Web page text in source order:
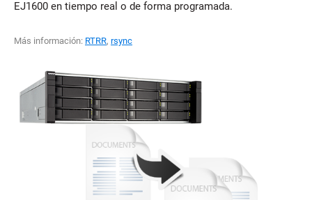
EJ1600 en tiempo real o de forma programada.
Más información: RTRR, rsync